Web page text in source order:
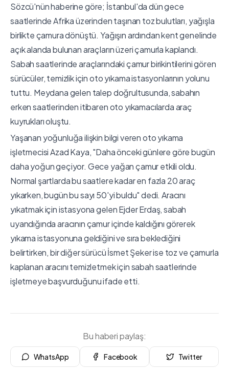
Sözcü'nün haberine göre; İstanbul'da dün gece
saatlerinde Afrika üzerinden taşınan toz bulutları, yağışla
birlikte çamura dönüştü. Yağışın ardından kent genelinde
açık alanda bulunan araçların üzeri çamurla kaplandı.
Sabah saatlerinde araçlarındaki çamur birikintilerini gören
sürücüler, temizlik için oto yıkama istasyonlarının yolunu
tuttu. Meydana gelen talep doğrultusunda, sabahın
erken saatlerinden itibaren oto yıkamacılarda araç
kuyrukları oluştu.
Yaşanan yoğunluğa ilişkin bilgi veren oto yıkama
işletmecisi Azad Kaya, "Daha önceki günlere göre bugün
daha yoğun geçiyor. Gece yağan çamur etkili oldu.
Normal şartlarda bu saatlere kadar en fazla 20 araç
yıkarken, bugün bu sayı 50'yi buldu" dedi. Aracını
yıkatmak için istasyona gelen Ejder Erdaş, sabah
uyandığında aracının çamur içinde kaldığını görerek
yıkama istasyonuna geldiğini ve sıra beklediğini
belirtirken, bir diğer sürücü İsmet Şeker ise toz ve çamurla
kaplanan aracını temizletmek için sabah saatlerinde
işletmeye başvurduğunu ifade etti.
Bu haberi paylaş:
WhatsApp Facebook Twitter